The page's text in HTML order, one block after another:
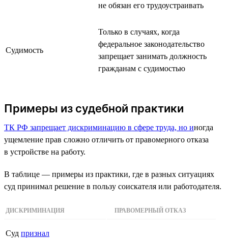
не обязан его трудоустраивать
Судимость
Только в случаях, когда
федеральное законодательство
запрещает занимать должность
гражданам с судимостью
Примеры из судебной практики
ТК РФ запрещает дискриминацию в сфере труда, но иногда
ущемление прав сложно отличить от правомерного отказа
в устройстве на работу.
В таблице — примеры из практики, где в разных ситуациях
суд принимал решение в пользу соискателя или работодателя.
ДИСКРИМИНАЦИЯ ПРАВОМЕРНЫЙ ОТКАЗ
Суд признал